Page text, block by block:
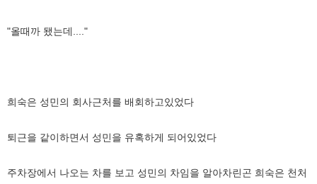
"올때까 됐는데...."
희숙은 성민의 회사근처를 배회하고있었다
퇴근을 같이하면서 성민을 유혹하게 되어있었다
주차장에서 나오는 차를 보고 성민의 차임을 알아차린곤 희숙은 천처